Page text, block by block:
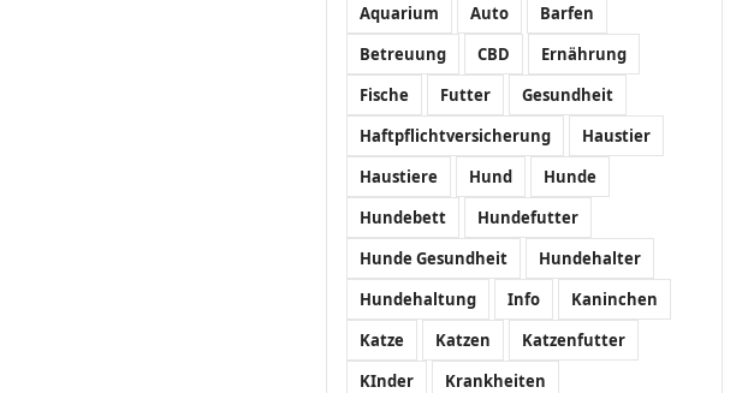
Aquarium Auto
Barfen
Betreuung
CBD
Ernährung
Fische
Futter
Gesundheit
Haftpflichtversicherung
Haustier
Haustiere
Hund
Hunde
Hundebett
Hundefutter
Hunde Gesundheit
Hundehalter
Hundehaltung
Info
Kaninchen
Katze
Katzen
Katzenfutter
KInder
Krankheiten